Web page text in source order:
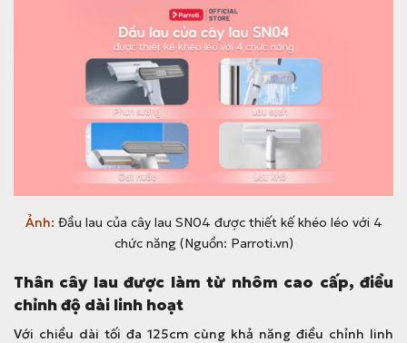
Ảnh: Đầu lau của cây lau SN04 được thiết kế khéo léo với 4
chức năng (Nguồn: Parroti.vn)
Thân cây lau được làm từ nhôm cao cấp, điều
chỉnh độ dài linh hoạt
Với chiều dài tối đa 125cm cùng khả năng điều chỉnh linh